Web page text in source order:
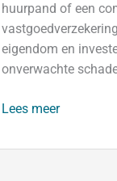
huurpand of een
eigendom en
onverwachte
bescherming
Lees meer